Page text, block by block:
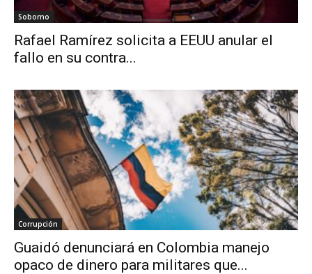
Soborno
Rafael Ramírez solicita a EEUU anular el
fallo en su contra...
Corrupción
Guaidó denunciará en Colombia manejo
opaco de dinero para militares que...